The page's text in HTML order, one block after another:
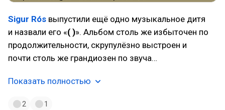
Sigur Rós выпустили ещё одно музыкальное дитя
и назвали его «( )». Альбом столь же избыточен по
продолжительности, скрупулёзно выстроен и
почти столь же грандиозен по звуча…
Показать полностью
2 1